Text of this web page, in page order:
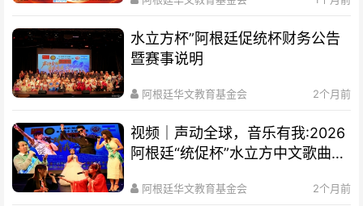
水立方杯”阿根廷促统杯财务公告
暨赛事说明
阿根廷华文教育基金会 2个月前
视频｜声动全球，音乐有我:2026
阿根廷“统促杯”水立方中文歌曲大
阿根廷华文教育基金会 2个月前